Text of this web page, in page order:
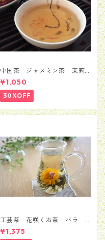
中国茶 ジャスミン茶 茉莉
花茶 銀毫インハオウ 50
ｇ
¥1,050
30%OFF
工芸茶 花咲くお茶 バラ
ローズ 5粒セット（1種類*5
粒）
¥1,375